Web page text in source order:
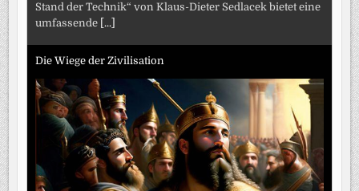
Stand der Technik“ von Klaus-Dieter Sedlacek bietet eine
umfassende [...]
Die Wiege der Zivilisation